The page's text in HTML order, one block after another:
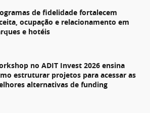
de fidelidade fortalecem
ocupação e relacionamento em
e hotéis
no ADIT Invest 2026 ensina
estruturar projetos para acessar as
alternativas de funding